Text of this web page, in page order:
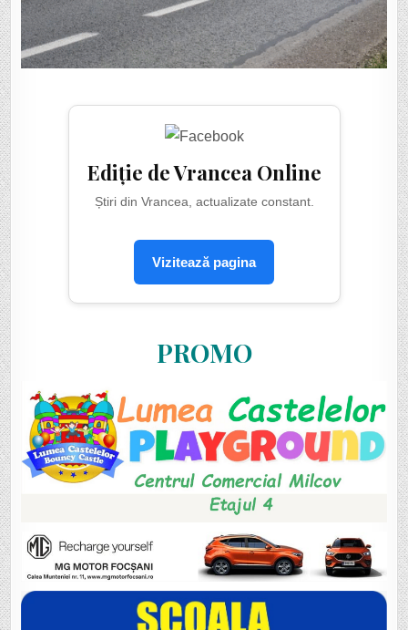
Ediție de Vrancea Online
Știri din Vrancea, actualizate constant.
Vizitează pagina
PROMO